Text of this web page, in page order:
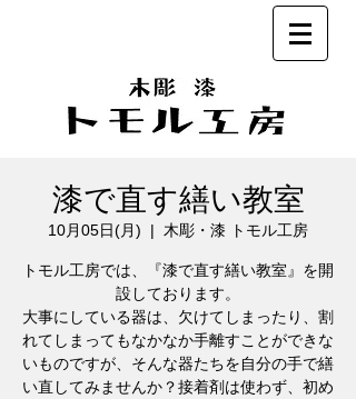
漆で直す繕い教室
10月05日(月)
  |
木彫・漆 トモル工房
トモル工房では、『漆で直す繕い教室』を開
設しております。
大事にしている器は、欠けてしまったり、割
れてしまってもなかなか手離すことができな
いものですが、そんな器たちを自分の手で繕
い直してみませんか？接着剤は使わず、初め